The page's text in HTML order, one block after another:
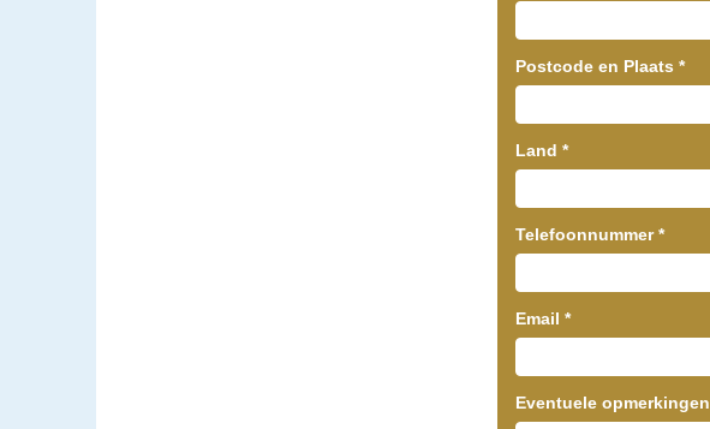
Postcode en Plaats *
Land *
Telefoonnummer*
Email *
Eventuele opmerkingen